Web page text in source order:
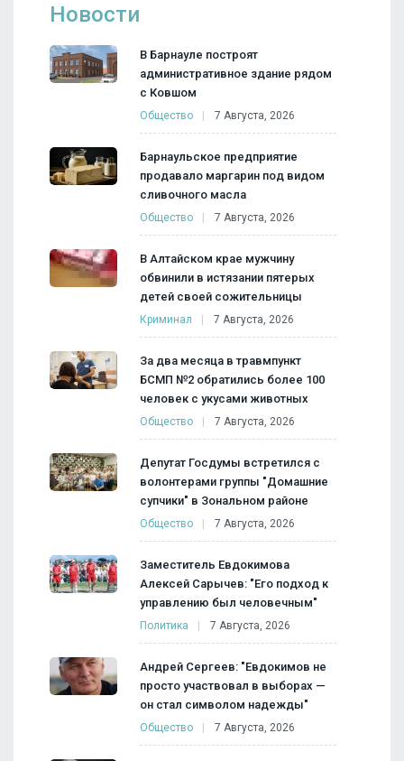
Новости
В Барнауле построят
административное здание рядом
с Ковшом
Общество 7 Августа, 2026
Барнаульское предприятие
продавало маргарин под видом
сливочного масла
Общество 7 Августа, 2026
В Алтайском крае мужчину
обвинили в истязании пятерых
детей своей сожительницы
Криминал 7 Августа, 2026
За два месяца в травмпункт
БСМП №2 обратились более 100
человек с укусами животных
Общество 7 Августа, 2026
Депутат Госдумы встретился с
волонтерами группы "Домашние
супчики" в Зональном районе
Общество 7 Августа, 2026
Заместитель Евдокимова
Алексей Сарычев: "Его подход к
управлению был человечным"
Политика 7 Августа, 2026
Андрей Сергеев: "Евдокимов не
просто участвовал в выборах —
он стал символом надежды"
Общество 7 Августа, 2026